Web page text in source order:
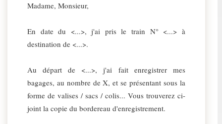
Madame, Monsieur,
En date du <...>, j'ai pris le train N° <...> à
destination de <...>.
Au départ de <...>, j'ai fait enregistrer mes
bagages, au nombre de X, et se présentant sous la
forme de valises / sacs / colis... Vous trouverez ci-
joint la copie du bordereau d'enregistrement.